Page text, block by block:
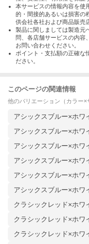
本サービスの情報内容を使
的・間接的あるいは損害の
供会社各社および商品販売
製品に関しましては製造元
問、各店舗サービスの内容
お問い合わせください。
ポイント・支払額の正確な
ださい。
このページの関連情報
他のバリエーション（カラー×
アシックスブルー×ホワ
アシックスブルー×ホワ
アシックスブルー×ホワ
アシックスブルー×ホワ
アシックスブルー×ホワ
アシックスブルー×ホワ
クラシックレッド×ホワ
クラシックレッド×ホワ
クラシックレッド×ホワ